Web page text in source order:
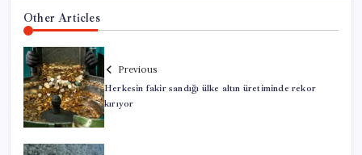
Other Articles
Previous
Herkesin fakir sandığı ülke altın üretiminde rekor
kırıyor